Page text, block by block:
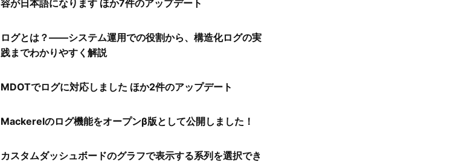
容が日本語になります ほか7件のアップデート
ログとは？——システム運用での役割から、構造化ログの実
践までわかりやすく解説
MDOTでログに対応しました ほか2件のアップデート
Mackerelのログ機能をオープンβ版として公開しました！
カスタムダッシュボードのグラフで表示する系列を選択でき